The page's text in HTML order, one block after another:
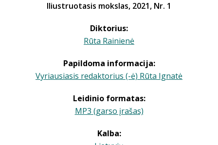
Iliustruotasis mokslas, 2021, Nr. 1
Diktorius:
Rūta Rainienė
Papildoma informacija:
Vyriausiasis redaktorius (-ė) Rūta Ignatė
Leidinio formatas:
MP3 (garso įrašas)
Kalba: